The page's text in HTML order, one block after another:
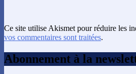
Ce site utilise Akismet pour réduire les
vos commentaires sont traitées.
Abonnement à la